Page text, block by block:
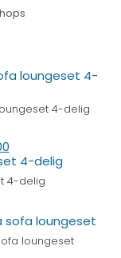
4-delig
4-delig
loungeset